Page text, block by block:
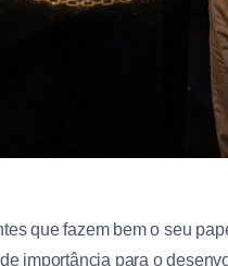
que fazem bem o seu
importância para o